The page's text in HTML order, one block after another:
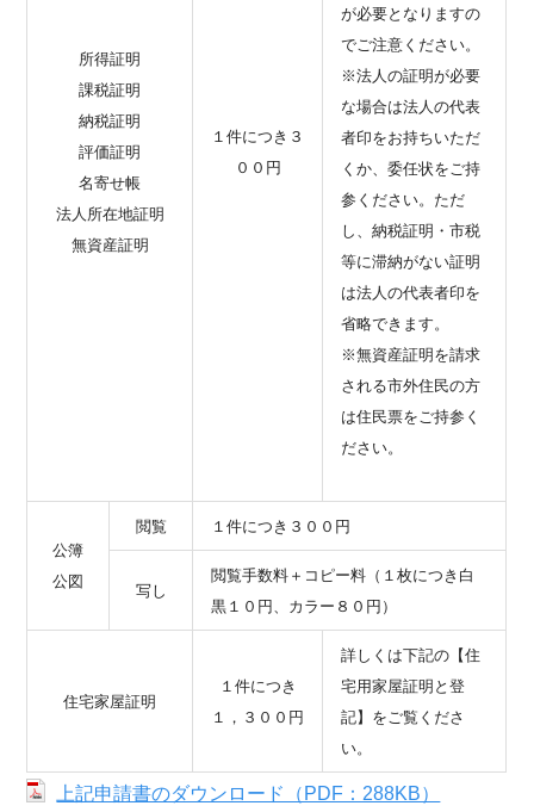
所得証明
課税証明
納税証明
評価証明
名寄せ帳
法人所在地証明
無資産証明
１件につき３
００円
が必要となりますの
でご注意ください。
※法人の証明が必要
な場合は法人の代表
者印をお持ちいただ
くか、委任状をご持
参ください。ただ
し、納税証明・市税
等に滞納がない証明
は法人の代表者印を
省略できます。
※無資産証明を請求
される市外住民の方
は住民票をご持参く
ださい。
公簿
公図
閲覧 １件につき３００円
写し
閲覧手数料＋コピー料（１枚につき白
黒１０円、カラー８０円）
住宅家屋証明
１件につき
１，３００円
詳しくは下記の【住
宅用家屋証明と登
記】をご覧くださ
い。
上記申請書のダウンロード（PDF：288KB）